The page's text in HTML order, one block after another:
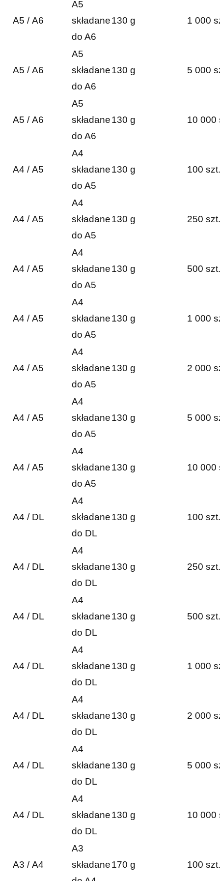
A5 / A6
A5
składane
do A6
130 g 1 000
A5 / A6
A5
składane
do A6
130 g 5 000
A5 / A6
A5
składane
do A6
130 g 10 000
A4 / A5
A4
składane
do A5
130 g 100 szt.
A4 / A5
A4
składane
do A5
130 g 250 szt.
A4 / A5
A4
składane
do A5
130 g 500 szt.
A4 / A5
A4
składane
do A5
130 g 1 000
A4 / A5
A4
składane
do A5
130 g 2 000
A4 / A5
A4
składane
do A5
130 g 5 000
A4 / A5
A4
składane
do A5
130 g 10 000
A4 / DL
A4
składane
do DL
130 g 100 szt.
A4 / DL
A4
składane
do DL
130 g 250 szt.
A4 / DL
A4
składane
do DL
130 g 500 szt.
A4 / DL
A4
składane
do DL
130 g 1 000
A4 / DL
A4
składane
do DL
130 g 2 000
A4 / DL
A4
składane
do DL
130 g 5 000
A4 / DL
A4
składane
do DL
130 g 10 000
A3 / A4
A3
składane170 g 100 szt.